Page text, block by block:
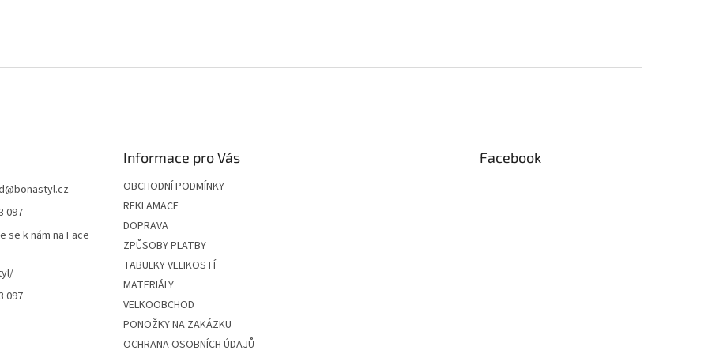
@bonastyl.cz
097
se k nám na Face
097
Informace pro Vás
OBCHODNÍ PODMÍNKY
REKLAMACE
DOPRAVA
ZPŮSOBY PLATBY
TABULKY VELIKOSTÍ
MATERIÁLY
VELKOOBCHOD
PONOŽKY NA ZAKÁZKU
OCHRANA OSOBNÍCH ÚDAJŮ
Facebook